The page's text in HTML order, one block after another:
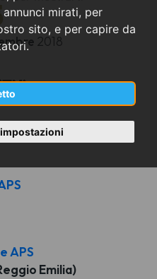
mirati, per
sito, e per capire da
2018
APS
Emilia)